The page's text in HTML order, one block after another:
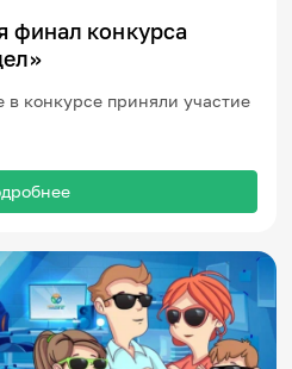
финал конкурса
конкурсе приняли участие